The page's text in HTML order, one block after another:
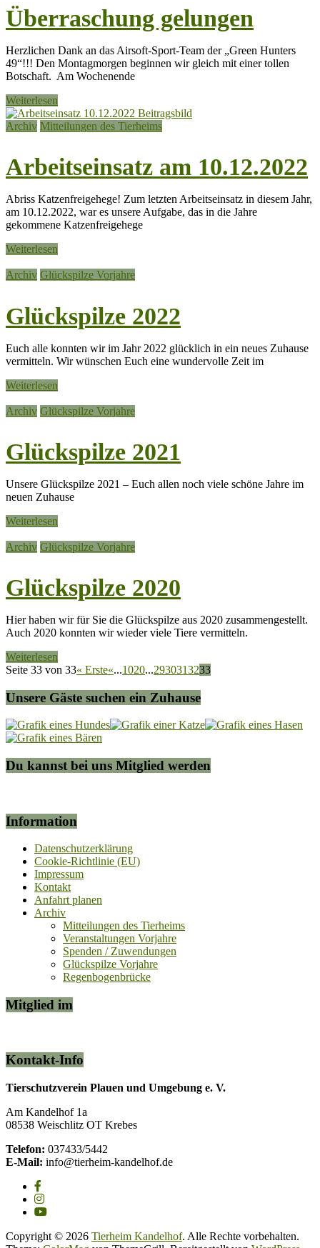
Überraschung gelungen
Herzlichen Dank an das Airsoft-Sport-Team der „Green Hunters
49“!!! Den Montagmorgen beginnen wir gleich mit einer tollen
Botschaft. Am Wochenende
Weiterlesen
Archiv Mitteilungen des Tierheims
Arbeitseinsatz am 10.12.2022
Abriss Katzenfreigehege! Zum letzten Arbeitseinsatz in diesem Jahr,
am 10.12.2022, war es unsere Aufgabe, das in die Jahre
gekommene Katzenfreigehege
Weiterlesen
Archiv Glückspilze Vorjahre
Glückspilze 2022
Euch alle konnten wir im Jahr 2022 glücklich in ein neues Zuhause
vermitteln. Wir wünschen Euch eine wundervolle Zeit im
Weiterlesen
Archiv Glückspilze Vorjahre
Glückspilze 2021
Unsere Glückspilze 2021 – Euch allen noch viele schöne Jahre im
neuen Zuhause
Weiterlesen
Archiv Glückspilze Vorjahre
Glückspilze 2020
Hier haben wir für Sie die Glückspilze aus 2020 zusammengestellt.
Auch 2020 konnten wir wieder viele Tiere vermitteln.
Weiterlesen
Seite 33 von 33« Erste«...1020...2930313233
Unsere Gäste suchen ein Zuhause
Du kannst bei uns Mitglied werden
Information
Datenschutzerklärung
Cookie-Richtlinie (EU)
Impressum
Kontakt
Anfahrt planen
Archiv
Mitteilungen des Tierheims
Veranstaltungen Vorjahre
Spenden / Zuwendungen
Glückspilze Vorjahre
Regenbogenbrücke
Mitglied im
Kontakt-Info
Tierschutzverein Plauen und Umgebung e. V.
Am Kandelhof 1a
08538 Weischlitz OT Krebes
Telefon: 037433/5442
E-Mail: info@tierheim-kandelhof.de
Copyright © 2026 Tierheim Kandelhof. Alle Rechte vorbehalten.